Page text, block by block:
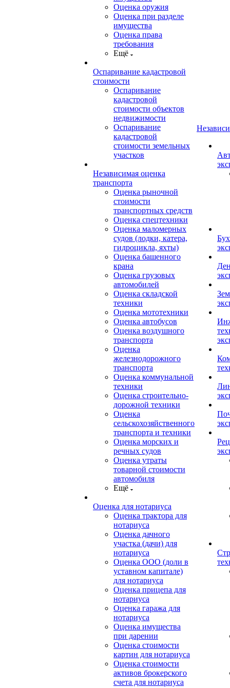
Оценка оружия
Оценка при разделе
имущества
Оценка права
требования
Ещё
Оспаривание кадастровой
стоимости
Оспаривание
кадастровой
стоимости объектов
недвижимости
Оспаривание
кадастровой
стоимости земельных
участков
Независимая оценка
транспорта
Оценка рыночной
стоимости
транспортных средств
Оценка спецтехники
Оценка маломерных
судов (лодки, катера,
гидроцикла, яхты)
Оценка башенного
крана
Оценка грузовых
автомобилей
Оценка складской
техники
Оценка мототехники
Оценка автобусов
Оценка воздушного
транспорта
Оценка
железнодорожного
транспорта
Оценка коммунальной
техники
Оценка строительно-
дорожной техники
Оценка
сельскохозяйственного
транспорта и техники
Оценка морских и
речных судов
Оценка утраты
товарной стоимости
автомобиля
Ещё
Оценка для нотариуса
Оценка трактора для
нотариуса
Оценка дачного
участка (дачи) для
нотариуса
Оценка ООО (доли в
уставном капитале)
для нотариуса
Оценка прицепа для
нотариуса
Оценка гаража для
нотариуса
Оценка имущества
при дарении
Оценка стоимости
картин для нотариуса
Оценка стоимости
активов брокерского
счета для нотариуса